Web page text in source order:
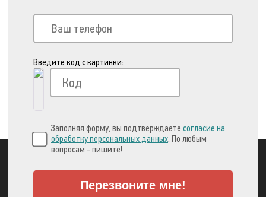
Введите код с картинки:
Заполняя форму, вы подтверждаете согласие на
обработку персональных данных. По любым
вопросам - пишите!
Перезвоните мне!